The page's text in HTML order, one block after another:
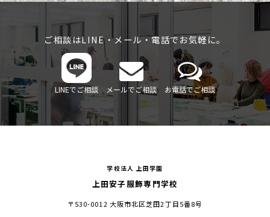
ご相談はLINE・メール・電話でお気軽に。
LINEでご相談 メールでご相談 お電話でご相談
学校法人 上田学園
上田安子服飾専門学校
〒530-0012 大阪市北区芝田2丁目5番8号